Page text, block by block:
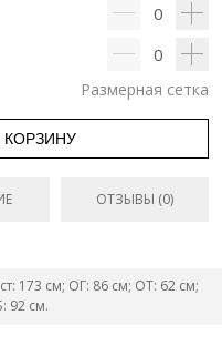
0
0
Размерная сетка
КОРЗИНУ
ОТЗЫВЫ (0)
173 см; ОГ: 86 см; ОТ: 62 см;
92 см.